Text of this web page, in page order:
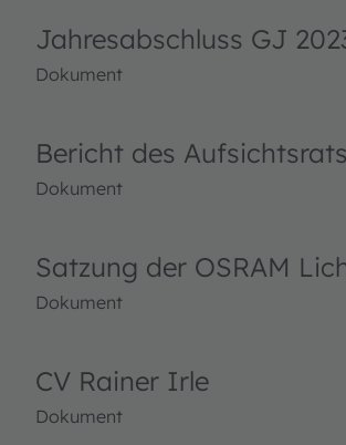
Jahresabschluss GJ
Dokument
Bericht des
Dokument
Satzung der OSRAM
Dokument
CV Rainer Irle
Dokument